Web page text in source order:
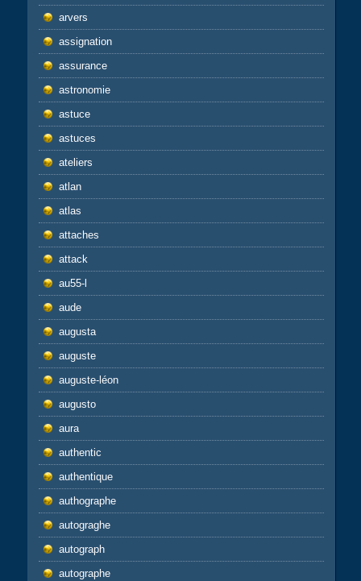
arvers
assignation
assurance
astronomie
astuce
astuces
ateliers
atlan
atlas
attaches
attack
au55-l
aude
augusta
auguste
auguste-léon
augusto
aura
authentic
authentique
authographe
autograghe
autograph
autographe